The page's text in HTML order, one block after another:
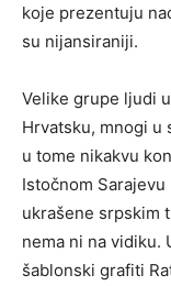
koje prezentuju
su nijansiraniji.
Velike grupe ljudi
Hrvatsku, mnogi u
u tome nikakvu
Istočnom
ukrašene srpskim
nema ni na vidiku.
šablonski grafiti